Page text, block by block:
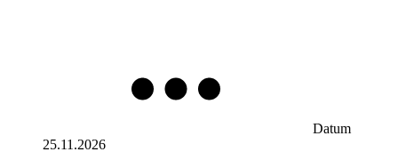
Datum
25.11.2026